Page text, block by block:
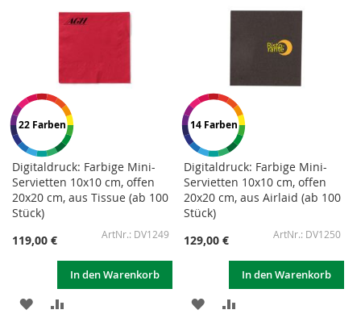
22 Farben
Digitaldruck: Farbige Mini-
Servietten 10x10 cm, offen
20x20 cm, aus Tissue (ab 100
Stück)
119,00 €
DV1249
In den Warenkorb
ZUR
14 Farben
Digitaldruck: Farbige Mini-
Servietten 10x10 cm, offen
20x20 cm, aus Airlaid (ab 100
Stück)
129,00 €
DV1250
In den Warenkorb
ZUR